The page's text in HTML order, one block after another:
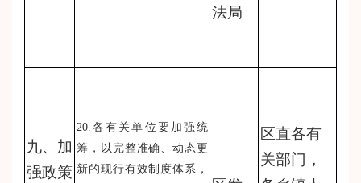
法局
九、加
强政策
20.各有关单位要加强统
筹，以完整准确、动态更
新的现行有效制度体系，
区直各有
关部门，